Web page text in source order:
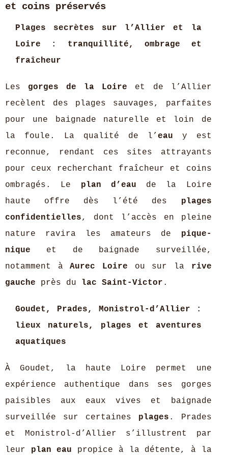
et coins préservés
Plages secrètes sur l’Allier et la
Loire : tranquillité, ombrage et
fraîcheur
Les gorges de la Loire et de l’Allier
recèlent des plages sauvages, parfaites
pour une baignade naturelle et loin de
la foule. La qualité de l’ eau y est
reconnue, rendant ces sites attrayants
pour ceux recherchant fraîcheur et coins
ombragés. Le plan d’eau de la Loire
haute offre dès l’été des plages
confidentielles, dont l’accès en pleine
nature ravira les amateurs de pique-
nique et de baignade surveillée,
notamment àAurec Loire ou sur la rive
gauche près du lac Saint-Victor .
Goudet, Prades, Monistrol-d’Allier :
lieux naturels, plages et aventures
aquatiques
À Goudet, la haute Loire permet une
expérience authentique dans ses gorges
paisibles aux eaux vives et baignade
surveillée sur certaines plages . Prades
et Monistrol-d’Allier s’illustrent par
leur plan eau propice à la détente, à la